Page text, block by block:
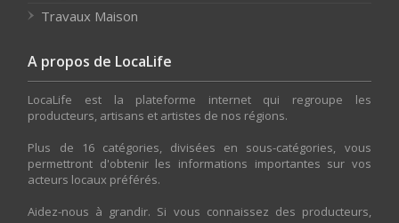
Travaux Maison
A propos de LocaLife
LocaLife est la plateforme internet qui regroupe les
producteurs, artisans et artistes de nos régions.
Plus de 16 catégories, divisées en sous-catégories, vous
permettront d'obtenir les informations importantes sur vos
acteurs locaux préférés.
Aidez-nous à grandir. Si vous connaissez des producteurs,